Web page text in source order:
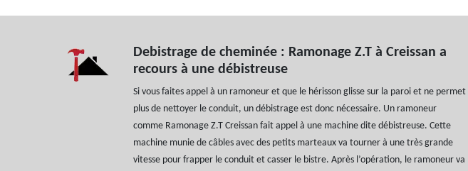
Debistrage de cheminée : Ramonage Z.T à Creissan a
recours à une débistreuse
Si vous faites appel à un ramoneur et que le hérisson glisse sur la paroi et ne permet
plus de nettoyer le conduit, un débistrage est donc nécessaire. Un ramoneur
comme Ramonage Z.T Creissan fait appel à une machine dite débistreuse. Cette
machine munie de câbles avec des petits marteaux va tourner à une très grande
vitesse pour frapper le conduit et casser le bistre. Après l’opération, le ramoneur va